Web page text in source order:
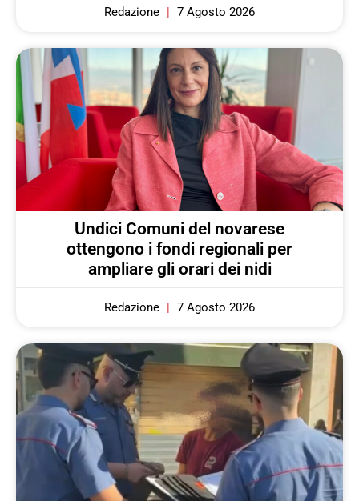
Redazione 7 Agosto 2026
Undici Comuni del novarese
ottengono i fondi regionali per
ampliare gli orari dei nidi
Redazione 7 Agosto 2026